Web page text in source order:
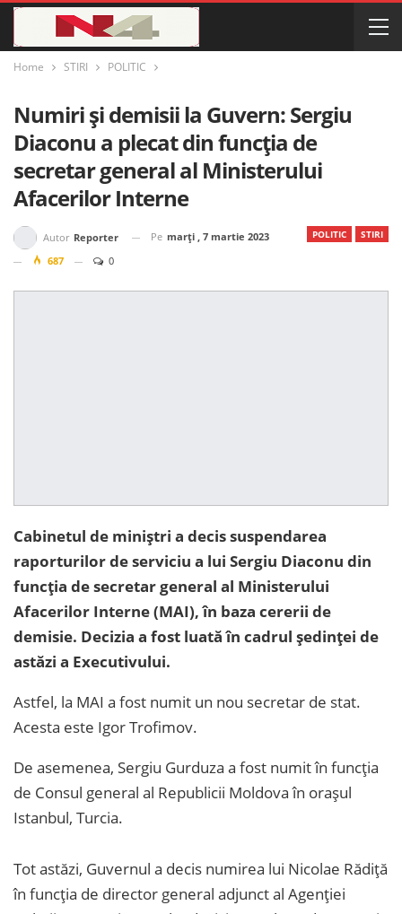
Home STIRI POLITIC
Numiri și demisii la Guvern: Sergiu
Diaconu a plecat din funcția de
secretar general al Ministerului
Afacerilor Interne
POLITIC STIRI
Autor Reporter Pe marți , 7 martie 2023
687
0
Cabinetul de miniștri a decis suspendarea
raporturilor de serviciu a lui Sergiu Diaconu din
funcția de secretar general al Ministerului
Afacerilor Interne (MAI), în baza cererii de
demisie. Decizia a fost luată în cadrul ședinței de
astăzi a Executivului.
Astfel, la MAI a fost numit un nou secretar de stat.
Acesta este Igor Trofimov.
De asemenea, Sergiu Gurduza a fost numit în funcția
de Consul general al Republicii Moldova în orașul
Istanbul, Turcia.
Tot astăzi, Guvernul a decis numirea lui Nicolae Rădiță
în funcția de director general adjunct al Agenției